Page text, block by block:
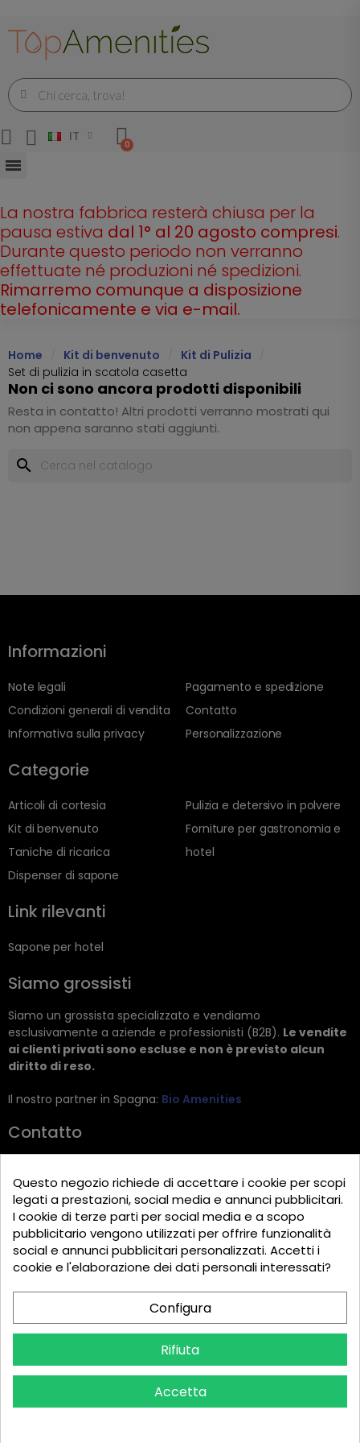
IT
La nostra fabbrica resterà chiusa per la
pausa estiva dal 1° al 20 agosto compresi.
Durante questo periodo non verranno
effettuate né produzioni né spedizioni.
Rimarremo comunque a disposizione
telefonicamente e via e-mail.
Home Kit di benvenuto
Kit di Pulizia
Set di pulizia in scatola casetta
Non ci sono ancora prodotti disponibili
Resta in contatto! Altri prodotti verranno mostrati qui
non appena saranno stati aggiunti.
search
Informazioni
Note legali
Condizioni generali di vendita
Informativa sulla privacy
Pagamento e spedizione
Contatto
Personalizzazione
Categorie
Articoli di cortesia
Kit di benvenuto
Taniche di ricarica
Dispenser di sapone
Pulizia e detersivo in polvere
Forniture per gastronomia e
hotel
Link rilevanti
Sapone per hotel
Siamo grossisti
Siamo un grossista specializzato e vendiamo
esclusivamente a aziende e professionisti (B2B). Le vendite
ai clienti privati sono escluse e non è previsto alcun
diritto di reso.
Il nostro partner in Spagna: Bio Amenities
Contatto
Zietenstr. 9
12244 Berlin
Tel: +49 (0)30 2357 3470
info@top-amenities.com
Questo negozio richiede di accettare i cookie per scopi
legati a prestazioni, social media e annunci pubblicitari.
I cookie di terze parti per social media e a scopo
pubblicitario vengono utilizzati per offrire funzionalità
social e annunci pubblicitari personalizzati. Accetti i
cookie e l'elaborazione dei dati personali interessati?
Configura
Rifiuta
Accetta